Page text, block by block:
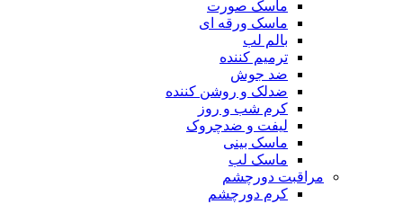
ماسک صورت
ماسک ورقه ای
بالم لب
ترمیم کننده
ضد جوش
ضدلک و روشن کننده
کرم شب و روز
لیفت و ضدچروک
ماسک بینی
ماسک لب
مراقبت دورچشم
کرم دورچشم